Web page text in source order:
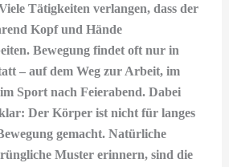
Tätigkeiten verlangen, dass der
Kopf und Hände
Bewegung findet oft nur in
– auf dem Weg zur Arbeit, im
Sport nach Feierabend. Dabei
Der Körper ist nicht für langes
gemacht. Natürliche
Muster erinnern, sind die